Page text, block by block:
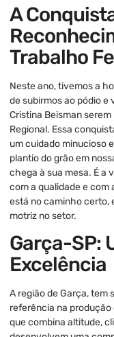
A
Trabalho
Neste ano, tivemos a
de subirmos ao pódio e
Cristina Beisman
Regional. Essa
um cuidado minucioso
plantio do grão em
chega à sua mesa. É a
com a qualidade e com
está no caminho certo,
motriz no setor.
Garça-SP:
Excelência
A região de Garça, tem
referência na
que combina altitude,